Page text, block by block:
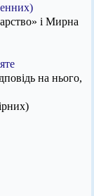
і Мирна
на нього,